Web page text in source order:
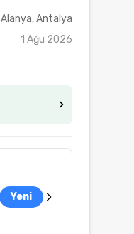
Alanya, Antalya
1 Ağu 2026
Yeni